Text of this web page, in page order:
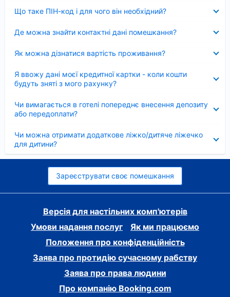
Що таке ПІН-код і для чого він необхідний?
Де можна знайти контактні дані помешкання?
Як можна дізнатися вартість проживання?
Я ввожу дані моєї кредитної картки - коли кошти
будуть зняті з мого рахунку?
Чи вимагається в готелі попереднє внесення депозиту
або передоплати?
Чи можна отримати додаткове ліжко/дитяче ліжечко
для дитини?
Зареєструвати своє помешкання
Версія для настільних комп'ютерів
Умови надання послуг
Як ми працюємо
Положення про конфіденційність
Заява про протидію сучасному рабству
Заява про права людини
Про компанію Booking.com